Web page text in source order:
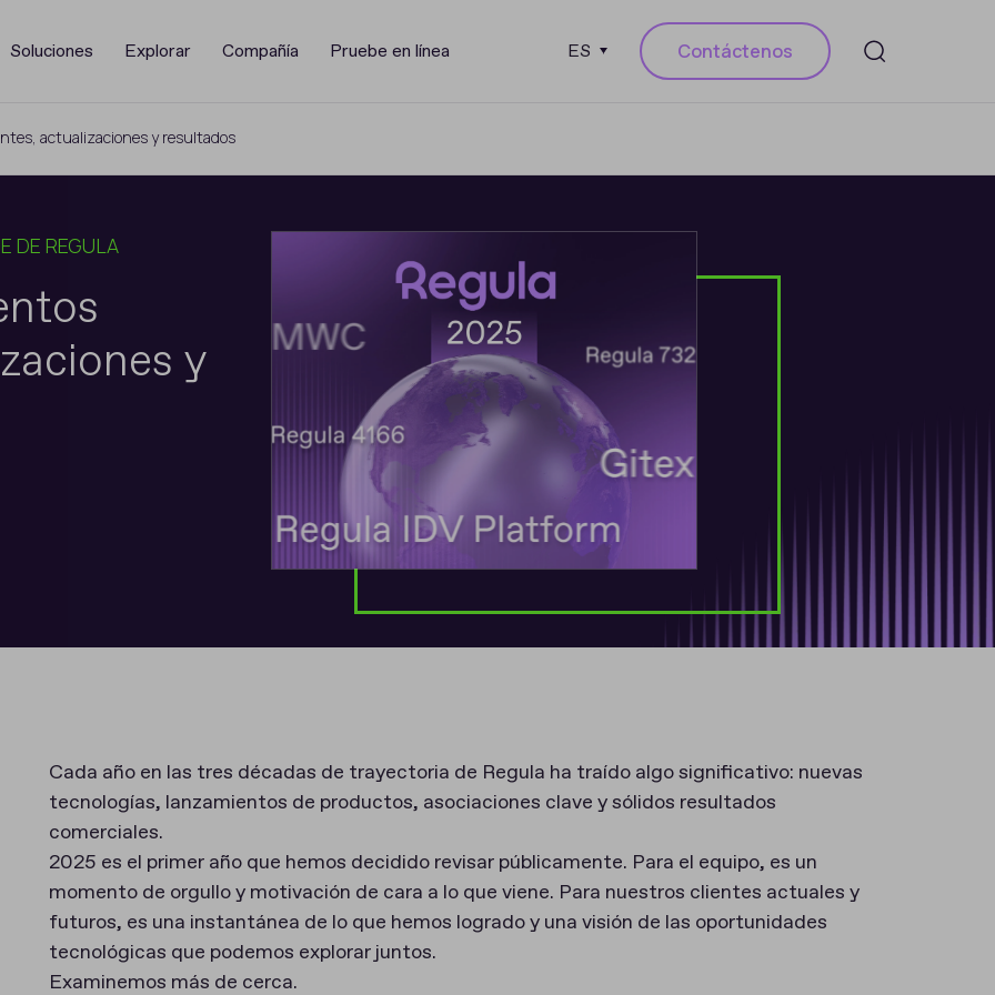
Soluciones Explorar Compañía Pruebe en línea ES Contáctenos
actualizaciones y resultados
DE REGULA
y
Cada año en las tres décadas de trayectoria de Regula ha traído algo significativo: nuevas
tecnologías, lanzamientos de productos, asociaciones clave y sólidos resultados
comerciales.
2025 es el primer año que hemos decidido revisar públicamente. Para el equipo, es un
momento de orgullo y motivación de cara a lo que viene. Para nuestros clientes actuales y
futuros, es una instantánea de lo que hemos logrado y una visión de las oportunidades
tecnológicas que podemos explorar juntos.
Examinemos más de cerca.